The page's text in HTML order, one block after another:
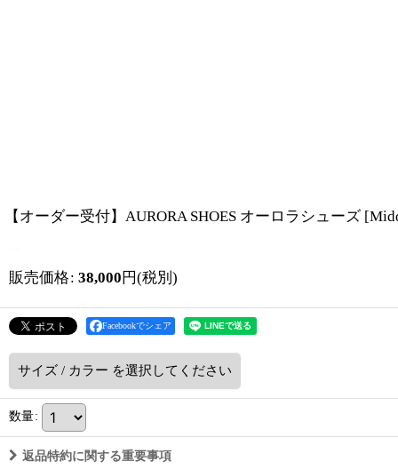
【オーダー受付】AURORA SHOES オーロラシューズ [
販売価格: 38,000 円(税別)
Facebookでシェア
サイズ / カラー を選択してください
数量:
返品特約に関する重要事項